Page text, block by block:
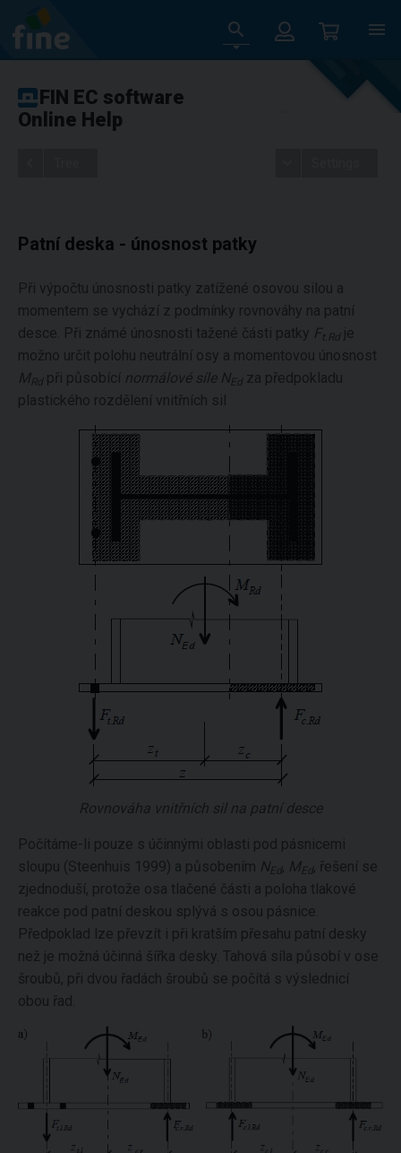
FIN EC software
Online Help
Patní deska - únosnost patky
Při výpočtu únosnosti patky zatížené osovou silou a
momentem se vychází z podmínky rovnováhy na patní
desce. Při známé únosnosti tažené části patky F t.Rdje
možno určit polohu neutrální osy a momentovou únosnost
MRdpři působící normálové síle NEdza předpokladu
plastického rozdělení vnitřních sil
Rovnováha vnitřních sil na patní desce
Počítáme-li pouze s účinnými oblasti pod pásnicemi
sloupu (Steenhuis 1999) a působením NEd, MEd, řešení se
zjednoduší, protože osa tlačené části a poloha tlakové
reakce pod patní deskou splývá s osou pásnice.
Předpoklad lze převzít i při kratším přesahu patní desky
než je možná účinná šířka desky. Tahová síla působí v ose
šroubů, při dvou řadách šroubů se počítá s výslednicí
obou řad.